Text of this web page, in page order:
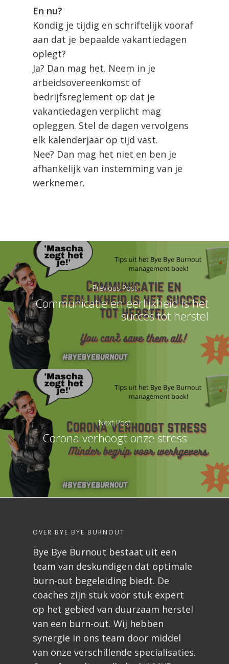
En nu?
Kondig je tijdig en schriftelijk vooraf
aan dat je bepaalde vakantiedagen
oplegt?
Ja? Dan mag het. Neem in je
arbeidsovereenkomst of
bedrijfsreglement op dat je
vakantiedagen verplicht mag
opleggen. Stel de dagen vervolgens
elk kalenderjaar op tijd vast.
Nee? Dan mag het niet en ben je
afhankelijk van instemming van je
werknemer.
Previous Post
Communicatie en eerlijkheid is het
succes tot herstel
Next Post
Corona verhoogt onze stress
OVER BYE BYE BURNOUT
Bye Bye Burnout bestaat uit een
team van deskundigen dat optimale
burn-out begeleiding biedt. De
coaches zijn stuk voor stuk expert
op het gebied van duurzaam herstel
van een burn-out. Wij hebben
synergie in ons team door middel
van onze verschillende specialisaties.